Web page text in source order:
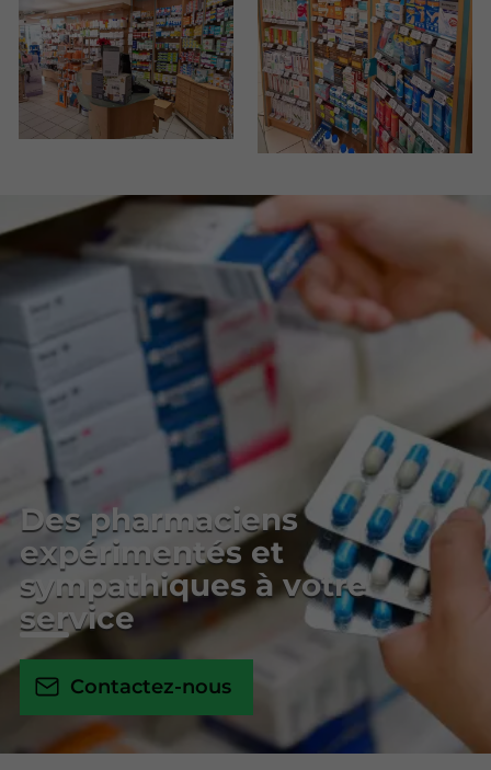
Des pharmaciens
expérimentés et
sympathiques à votre
service
Contactez-nous